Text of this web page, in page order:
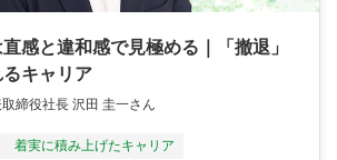
感と違和感で見極める｜「撤退」
キャリア
締役社長 沢田 圭一さん
着実に積み上げたキャリア